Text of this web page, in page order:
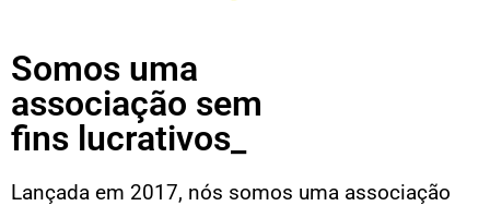
Somos uma
associação sem
fins lucrativos_
Lançada em 2017, nós somos uma associação